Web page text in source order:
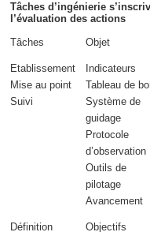
Tâches d’ingénierie
l’évaluation des actions
Tâches
Objet
Etablissement
Mise au point
Suivi
Indicateurs
Tableau de
Système de
guidage
Protocole
d’observation
Outils de
pilotage
Avancement
Définition
Objectifs